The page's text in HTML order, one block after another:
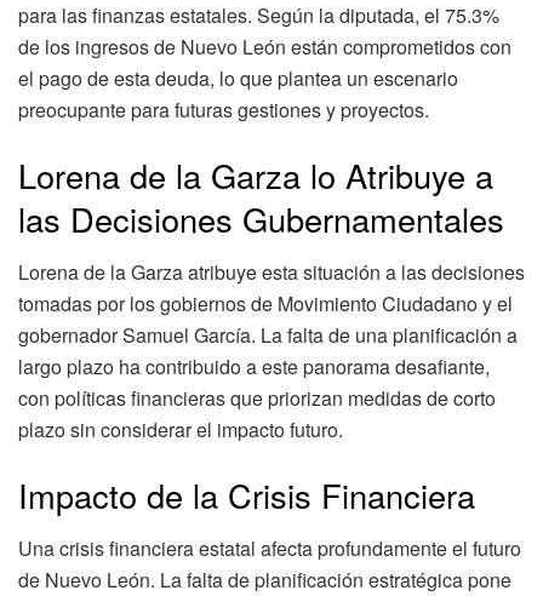
para las finanzas estatales. Según la diputada, el 75.3%
de los ingresos de Nuevo León están comprometidos con
el pago de esta deuda, lo que plantea un escenario
preocupante para futuras gestiones y proyectos.
Lorena de la Garza lo Atribuye a
las Decisiones Gubernamentales
Lorena de la Garza atribuye esta situación a las decisiones
tomadas por los gobiernos de Movimiento Ciudadano y el
gobernador Samuel García. La falta de una planificación a
largo plazo ha contribuido a este panorama desafiante,
con políticas financieras que priorizan medidas de corto
plazo sin considerar el impacto futuro.
Impacto de la Crisis Financiera
Una crisis financiera estatal afecta profundamente el futuro
de Nuevo León. La falta de planificación estratégica pone